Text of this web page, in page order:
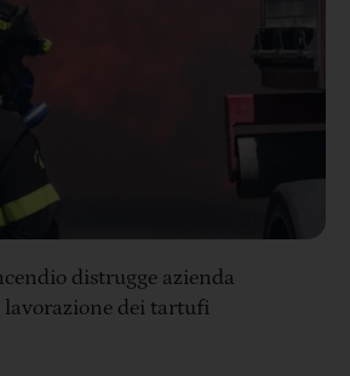
distrugge azienda
lavorazione dei tartufi